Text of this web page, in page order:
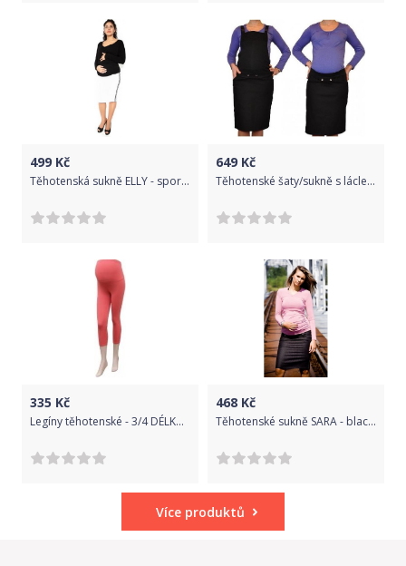
499 Kč
Těhotenská sukně ELLY - sportovní - bílá, Velikosti těh. moda S (36)
649 Kč
Těhotenské šaty/sukně s láclem - černé, Velikosti těh. moda S (36)
335 Kč
Legíny těhotenské - 3/4 DÉLKA korálové velikost XS/S
468 Kč
Těhotenské sukně SARA - black, Velikosti těh. moda XS (32-34)
Více produktů